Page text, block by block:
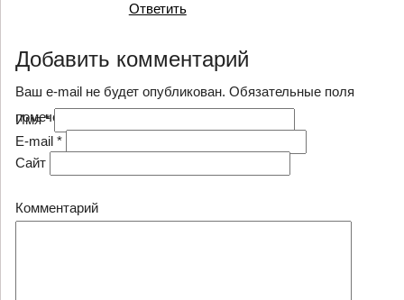
Ответить
Добавить комментарий
Ваш e-mail не будет опубликован. Обязательные поля
помечены
Имя*
E-mail*
Сайт
Комментарий